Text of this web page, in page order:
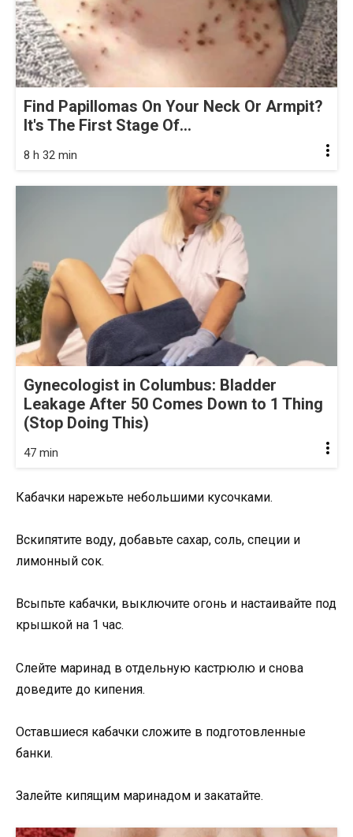
Find Papillomas On Your Neck Or Armpit?
It's The First Stage Of...
8 h 32 min
Gynecologist in Columbus: Bladder
Leakage After 50 Comes Down to 1 Thing
(Stop Doing This)
47 min
Кабачки нарежьте небольшими кусочками.
Вскипятите воду, добавьте сахар, соль, специи и
лимонный сок.
Всыпьте кабачки, выключите огонь и настаивайте под
крышкой на 1 час.
Слейте маринад в отдельную кастрюлю и снова
доведите до кипения.
Оставшиеся кабачки сложите в подготовленные
банки.
Залейте кипящим маринадом и закатайте.